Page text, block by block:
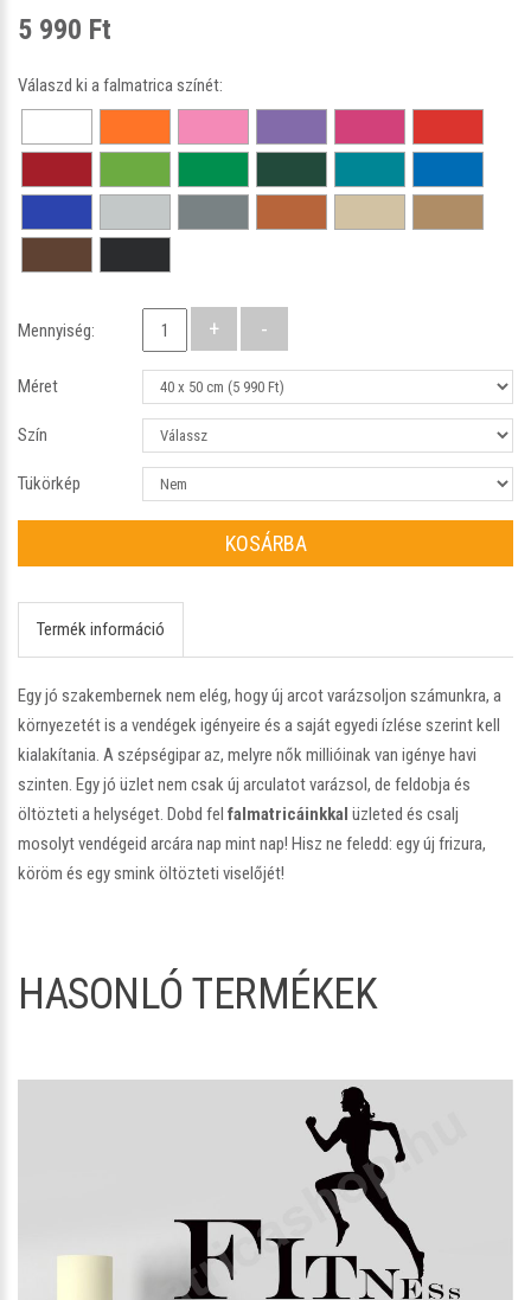
5 990 Ft
Válaszd ki a falmatrica színét:
Mennyiség:
Méret
Szín
Tükörkép
KOSÁRBA
Termék információ
Egy jó szakembernek nem elég, hogy új arcot varázsoljon számunkra, a
környezetét is a vendégek igényeire és a saját egyedi ízlése szerint kell
kialakítania. A szépségipar az, melyre nők millióinak van igénye havi
szinten. Egy jó üzlet nem csak új arculatot varázsol, de feldobja és
öltözteti a helységet. Dobd fel falmatricáinkkal üzleted és csalj
mosolyt vendégeid arcára nap mint nap! Hisz ne feledd: egy új frizura,
köröm és egy smink öltözteti viselőjét!
HASONLÓ TERMÉKEK